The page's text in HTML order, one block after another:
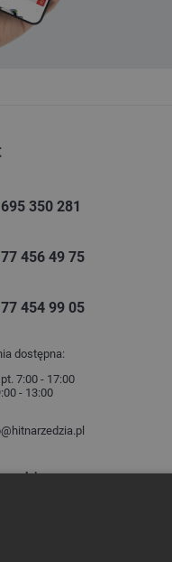
350 281
456 49 75
454 99 05
dostępna:
7:00 - 17:00
- 13:00